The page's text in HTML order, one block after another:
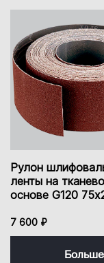
Рулон
ленты на
основе G120
7 600 ₽